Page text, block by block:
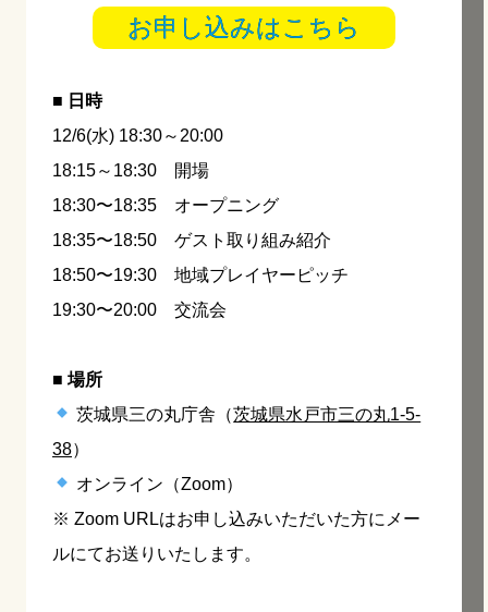
お申し込みはこちら
■ 日時
12/6(水) 18:30～20:00
18:15～18:30 開場
18:30〜18:35 オープニング
18:35〜18:50 ゲスト取り組み紹介
18:50〜19:30 地域プレイヤーピッチ
19:30〜20:00 交流会
■ 場所
茨城県三の丸庁舎（茨城県水戸市三の丸1-5-
38）
オンライン（Zoom）
※ Zoom URLはお申し込みいただいた方にメー
ルにてお送りいたします。